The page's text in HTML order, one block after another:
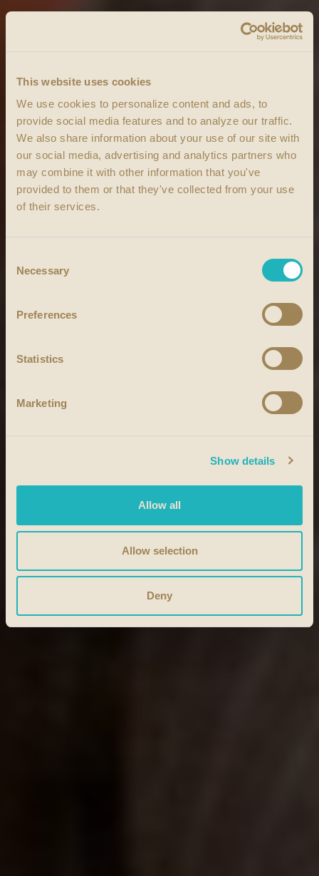
This website uses cookies
We use cookies to personalize content and ads, to
provide social media features and to analyze our traffic.
We also share information about your use of our site with
our social media, advertising and analytics partners who
may combine it with other information that you've
provided to them or that they've collected from your use
of their services.
Selection
Necessary
Preferences
Statistics
Marketing
Show details
Allow all
Allow selection
Deny